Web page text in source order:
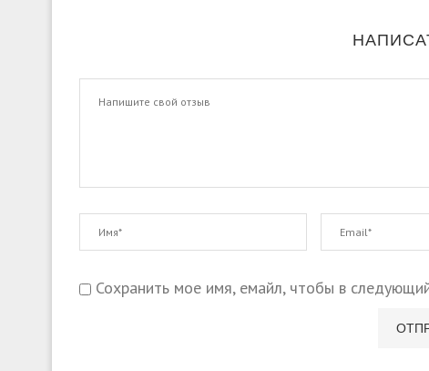
Сохранить мое имя, емайл, чтобы в